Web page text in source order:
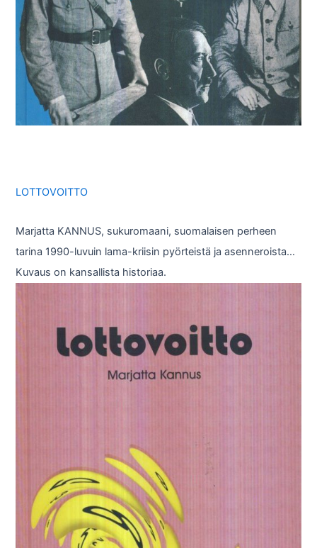
LOTTOVOITTO
Marjatta KANNUS, sukuromaani, suomalaisen perheen
tarina 1990-luvuin lama-kriisin pyörteistä ja asenneroista…
Kuvaus on kansallista historiaa.